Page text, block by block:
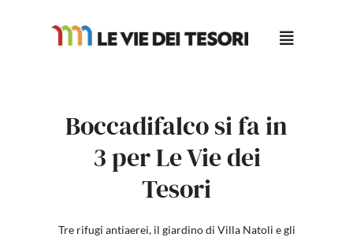
Boccadifalco si fa in
3 per Le Vie dei
Tesori
Tre rifugi antiaerei, il giardino di Villa Natoli e gli